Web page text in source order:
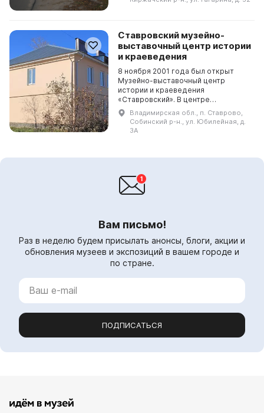
пилястрами-опатками и замковыми
Ставровский музейно-
выставочный центр истории
и краеведения
8 ноября 2001 года был открыт
Музейно-выставочный центр
истории и краеведения
«Ставровский». В центре
постепенно создавались
экспозиции: посвященные истории
поселка Ставрово, зал Славы,
Владимирская обл., п. Ставрово,
Собинский р-н., ул. Юбилейная, д.
3А
Вам письмо!
Раз в неделю будем присылать анонсы, блоги, акции и
обновления музеев и экспозиций в вашем городе и
по стране.
ПОДПИСАТЬСЯ